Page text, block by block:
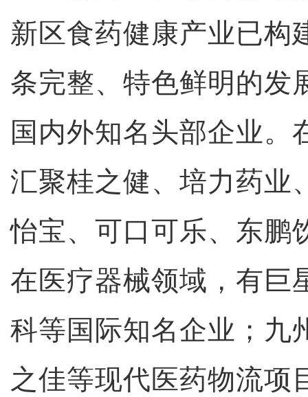
新区食药健康产业已构
条完整、特色鲜明的发
国内外知名头部企业。
汇聚桂之健、培力药业
怡宝、可口可乐、东鹏
在医疗器械领域，有巨
科等国际知名企业；九
之佳等现代医药物流项